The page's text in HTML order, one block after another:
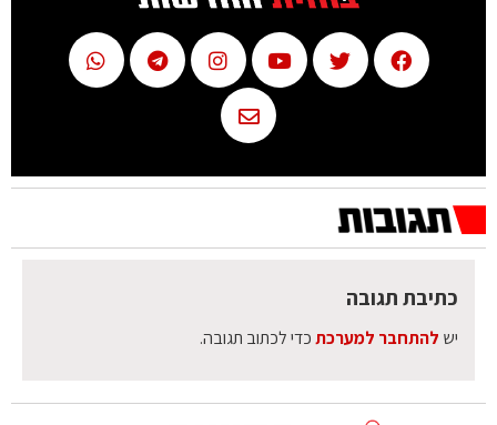
כתיבת תגובה
יש להתחבר למערכתכדי לכתוב תגובה.